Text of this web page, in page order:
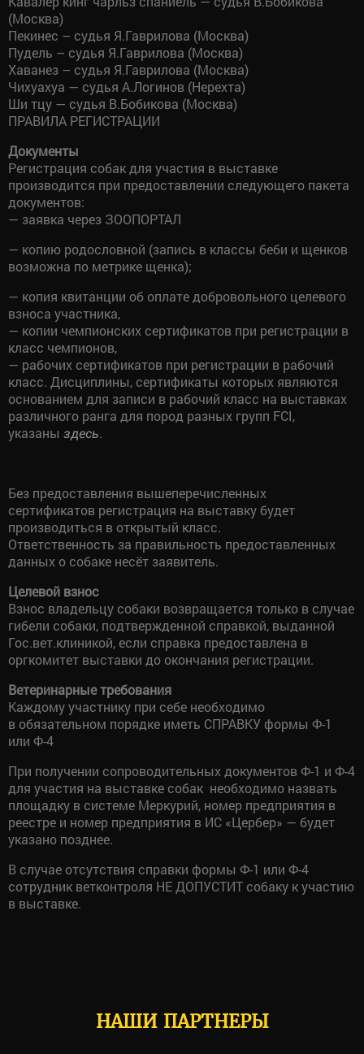
(Москва)
Пекинес – судья Я.Гаврилова (Москва)
Пудель – судья Я.Гаврилова (Москва)
Хаванез – судья Я.Гаврилова (Москва)
Чихуахуа — судья А.Логинов (Нерехта)
Ши тцу — судья В.Бобикова (Москва)
ПРАВИЛА РЕГИСТРАЦИИ
Документы
Регистрация собак для участия в выставке
производится при предоставлении следующего пакета
документов:
— заявка через ЗООПОРТАЛ
— копию родословной (запись в классы беби и щенков
возможна по метрике щенка);
— копия квитанции об оплате добровольного целевого
взноса участника,
— копии чемпионских сертификатов при регистрации в
класс чемпионов,
— рабочих сертификатов при регистрации в рабочий
класс. Дисциплины, сертификаты которых являются
основанием для записи в рабочий класс на выставках
различного ранга для пород разных групп FCI,
указаны здесь.
Без предоставления вышеперечисленных
сертификатов регистрация на выставку будет
производиться в открытый класс.
Ответственность за правильность предоставленных
данных о собаке несёт заявитель.
Целевой взнос
Взнос владельцу собаки возвращается только в случае
гибели собаки, подтвержденной справкой, выданной
Гос.вет.клиникой, если справка предоставлена в
оргкомитет выставки до окончания регистрации.
Ветеринарные требования
Каждому участнику при себе необходимо
в обязательном порядке иметь СПРАВКУ формы Ф-1
или Ф-4
При получении сопроводительных документов Ф-1 и Ф-4
для участия на выставке собак необходимо назвать
площадку в системе Меркурий, номер предприятия в
реестре и номер предприятия в ИС «Цербер» — будет
указано позднее.
В случае отсутствия справки формы Ф-1 или Ф-4
сотрудник ветконтроля НЕ ДОПУСТИТ собаку к участию
в выставке.
НАШИ ПАРТНЕРЫ